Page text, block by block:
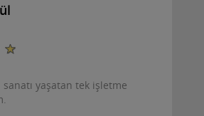
yaşatan tek işletme